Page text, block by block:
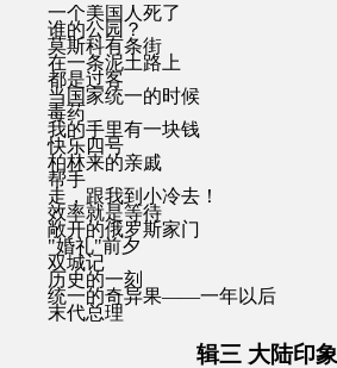
一个美国人死了
谁的公园？
莫斯科有条街
在一条泥土路上
都是过客
当国家统一的时候
毒药
我的手里有一块钱
快乐四号
柏林来的亲戚
帮手
走，跟我到小冷去！
效率就是等待
敞开的俄罗斯家门
"婚礼"前夕
双城记
历史的一刻
统一的奇异果——一年以后
末代总理
辑三 大陆印象